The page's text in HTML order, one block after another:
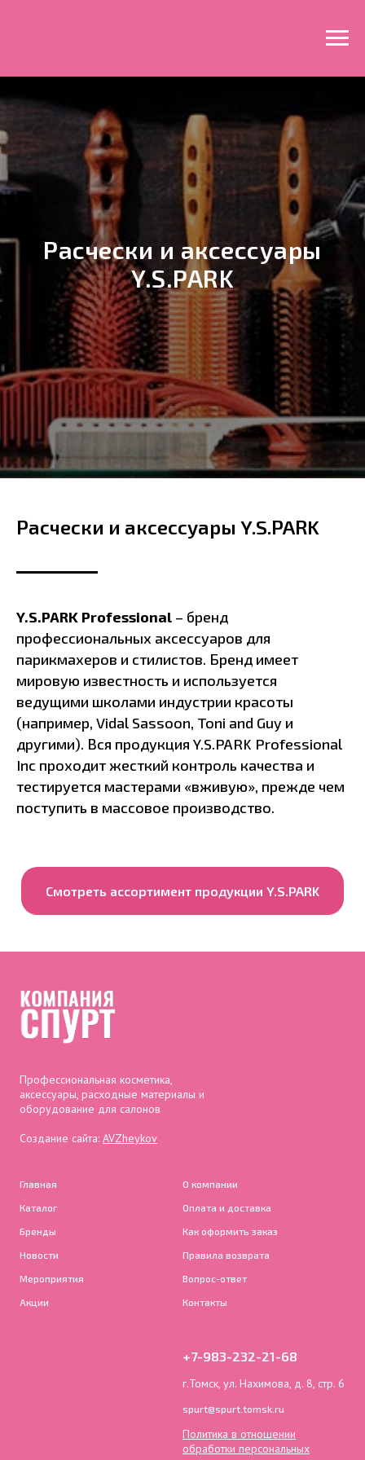
Расчески и аксессуары
Y.S.PARK
Расчески и аксессуары Y.S.PARK
Y.S.PARK Professional – бренд
профессиональных аксессуаров для
парикмахеров и стилистов. Бренд имеет
мировую известность и используется
ведущими школами индустрии красоты
(например, Vidal Sassoon, Toni and Guy и
другими). Вся продукция Y.S.PARK Professional
Inc проходит жесткий контроль качества и
тестируется мастерами «вживую», прежде чем
поступить в массовое производство.
Смотреть ассортимент продукции Y.S.PARK
Профессиональная косметика,
аксессуары, расходные материалы и
оборудование для салонов
Создание сайта: AVZheykov
Главная
Каталог
Бренды
Новости
Мероприятия
Акции
О компании
Оплата и доставка
Как оформить заказ
Правила возврата
Вопрос-ответ
Контакты
+7-983-232-21-68
г.Томск, ул. Нахимова, д. 8, стр. 6
spurt@spurt.tomsk.ru
Политика в отношении
обработки персональных